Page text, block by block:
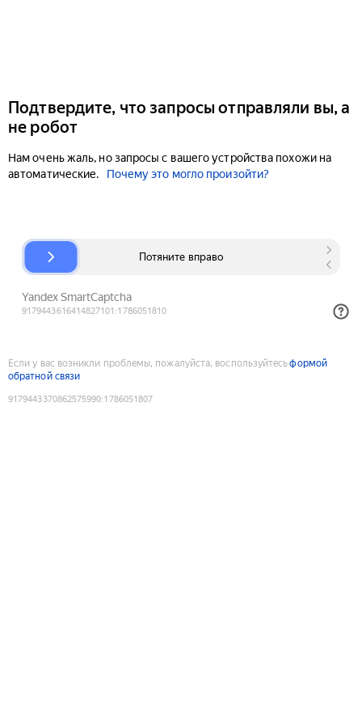
Подтвердите, что запросы отправляли вы, а
не робот
Нам очень жаль, но запросы с вашего устройства похожи на
автоматические.
Почему это могло произойти?
Если у вас возникли проблемы, пожалуйста, воспользуйтесьформой
обратной связи
9179443370862575990:1786051807